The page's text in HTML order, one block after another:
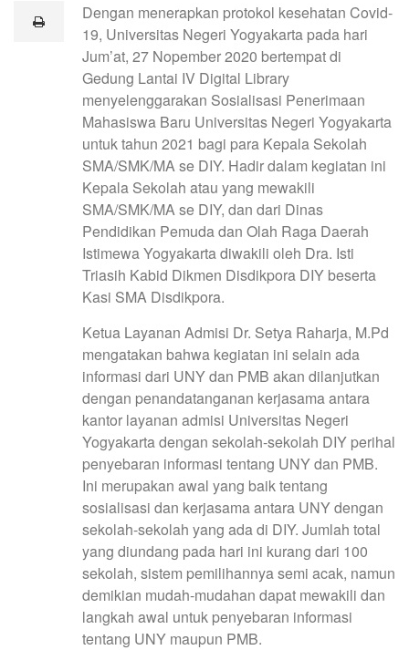
lprint
Dengan menerapkan protokol kesehatan Covid-
19, Universitas Negeri Yogyakarta pada hari
Jum’at, 27 Nopember 2020 bertempat di
Gedung Lantai IV Digital Library
menyelenggarakan Sosialisasi Penerimaan
Mahasiswa Baru Universitas Negeri Yogyakarta
untuk tahun 2021 bagi para Kepala Sekolah
SMA/SMK/MA se DIY. Hadir dalam kegiatan ini
Kepala Sekolah atau yang mewakili
SMA/SMK/MA se DIY, dan dari Dinas
Pendidikan Pemuda dan Olah Raga Daerah
Istimewa Yogyakarta diwakili oleh Dra. Isti
Triasih Kabid Dikmen Disdikpora DIY beserta
Kasi SMA Disdikpora.
Ketua Layanan Admisi Dr. Setya Raharja, M.Pd
mengatakan bahwa kegiatan ini selain ada
informasi dari UNY dan PMB akan dilanjutkan
dengan penandatanganan kerjasama antara
kantor layanan admisi Universitas Negeri
Yogyakarta dengan sekolah-sekolah DIY perihal
penyebaran informasi tentang UNY dan PMB.
Ini merupakan awal yang baik tentang
sosialisasi dan kerjasama antara UNY dengan
sekolah-sekolah yang ada di DIY. Jumlah total
yang diundang pada hari ini kurang dari 100
sekolah, sistem pemilihannya semi acak, namun
demikian mudah-mudahan dapat mewakili dan
langkah awal untuk penyebaran informasi
tentang UNY maupun PMB.